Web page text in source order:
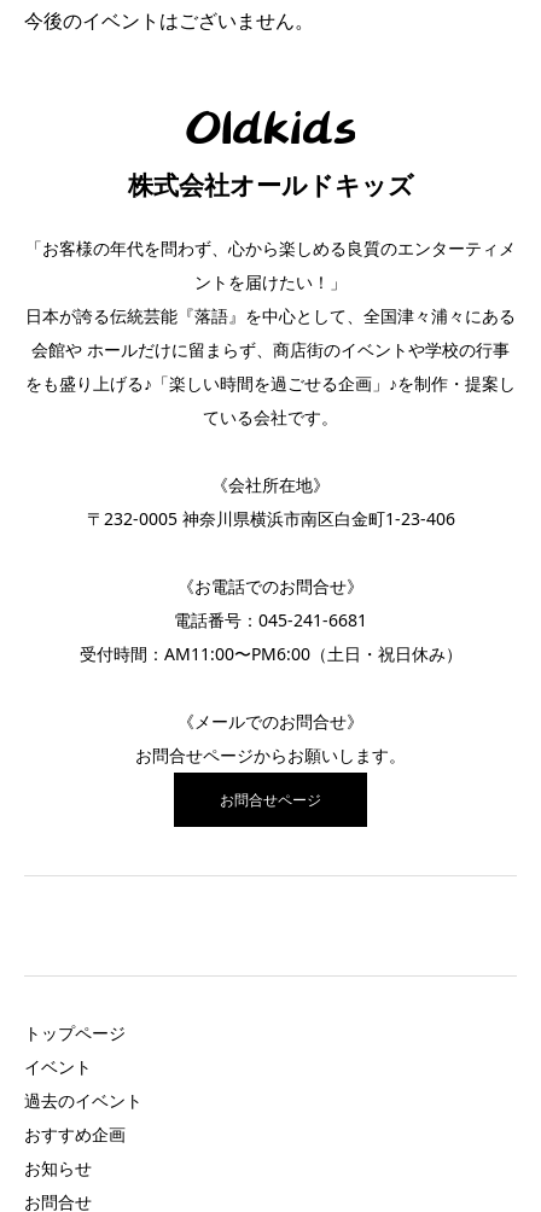
今後のイベントはございません。
株式会社オールドキッズ
「お客様の年代を問わず、心から楽しめる良質のエンターティメ
ントを届けたい！」
日本が誇る伝統芸能『落語』を中心として、全国津々浦々にある
会館や ホールだけに留まらず、商店街のイベントや学校の行事
をも盛り上げる♪「楽しい時間を過ごせる企画」♪を制作・提案し
ている会社です。
《会社所在地》
〒232-0005 神奈川県横浜市南区白金町1-23-406
《お電話でのお問合せ》
電話番号： 045-241-6681
受付時間：AM11:00〜PM6:00（土日・祝日休み）
《メールでのお問合せ》
お問合せページからお願いします。
お問合せページ
トップページ
イベント
過去のイベント
おすすめ企画
お知らせ
お問合せ